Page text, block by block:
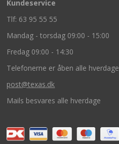
Kundeservice
Tlf: 63 95 55 55
Mandag - torsdag 09:00 - 15:00
Fredag 09:00 - 14:30
Telefonerne er åben alle hverdage
post@texas.dk
Mails besvares alle hverdage